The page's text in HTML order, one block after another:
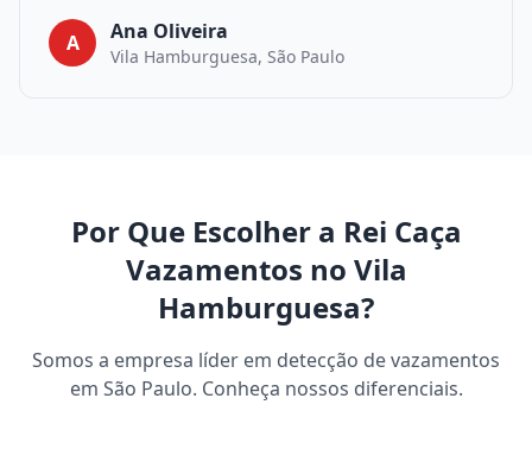
A Ana Oliveira
Vila Hamburguesa, São Paulo
Por Que Escolher a Rei Caça
Vazamentos no Vila
Hamburguesa?
Somos a empresa líder em detecção de vazamentos
em São Paulo. Conheça nossos diferenciais.